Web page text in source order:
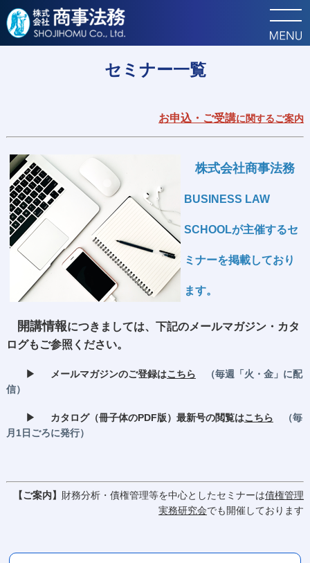
トップ セミナー
セミナー一覧
お申込・ご受講に関するご案内
株式会社商事法務
BUSINESS LAW
SCHOOLが主催するセ
ミナーを掲載しており
ます。
開講情報につきましては、下記のメールマガジン・カタ
ログもご参照ください。
▶ メールマガジンのご登録はこちら
（毎週「火・金」に配
信）
▶ カタログ（冊子体のPDF版）最新号の閲覧はこちら
（毎
月1日ごろに発行）
【ご案内】 財務分析・債権管理等を中心としたセミナーは債権管理
実務研究会でも開催しております